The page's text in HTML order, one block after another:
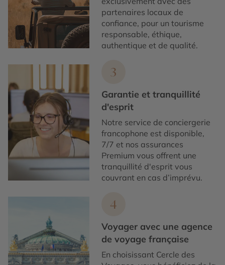
partenaires locaux de
confiance, pour un tourisme
responsable, éthique,
authentique et de qualité.
3
Garantie et tranquillité
d'esprit
Notre service de conciergerie
francophone est disponible,
7/7 et nos assurances
Premium vous offrent une
tranquillité d'esprit vous
couvrant en cas d’imprévu.
4
Voyager avec une agence
de voyage française
En choisissant Cercle des